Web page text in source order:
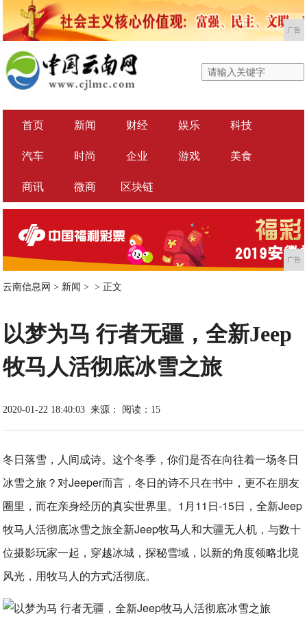
广告
首页 新闻 财经 娱乐 科技
汽车 时尚 企业 游戏 美食
商讯 微商 区块链
广告
云南信息网 > 新闻 > > 正文
以梦为马 行者无疆，全新Jeep
牧马人活彻底冰雪之旅
2020-01-22 18:40:03 来源： 阅读：15
冬日落雪，人间成诗。这个冬季，你们是否在向往着一场冬日
冰雪之旅？对Jeeper而言，冬日的诗不只在书中，更不在朋友
圈里，而在亲身经历的真实世界里。1月11日-15日，全新Jeep
牧马人活彻底冰雪之旅全新Jeep牧马人和大疆无人机，与数十
位摄影玩家一起，穿越冰城，探秘雪域，以新的角度领略北境
风光，用牧马人的方式活彻底。